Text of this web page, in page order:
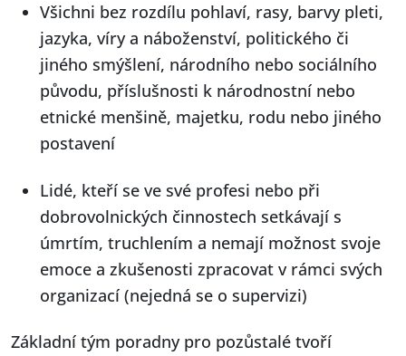
Všichni bez rozdílu pohlaví, rasy, barvy pleti,
jazyka, víry a náboženství, politického či
jiného smýšlení, národního nebo sociálního
původu, příslušnosti k národnostní nebo
etnické menšině, majetku, rodu nebo jiného
postavení
Lidé, kteří se ve své profesi nebo při
dobrovolnických činnostech setkávají s
úmrtím, truchlením a nemají možnost svoje
emoce a zkušenosti zpracovat v rámci svých
organizací (nejedná se o supervizi)
Základní tým poradny pro pozůstalé tvoří